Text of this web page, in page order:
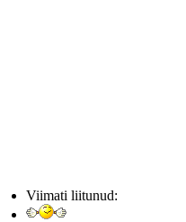
Viimati liitunud: